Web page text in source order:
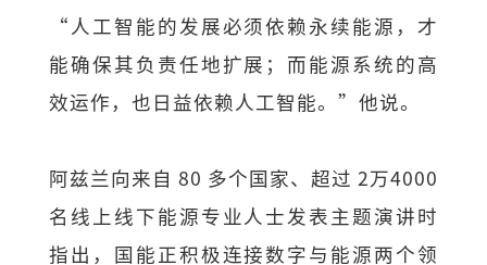
“人工智能的发展必须依赖永续能源，才
能确保其负责任地扩展；而能源系统的高
效运作，也日益依赖人工智能。”他说。
阿兹兰向来自 80 多个国家、超过 2万4000
名线上线下能源专业人士发表主题演讲时
指出，国能正积极连接数字与能源两个领